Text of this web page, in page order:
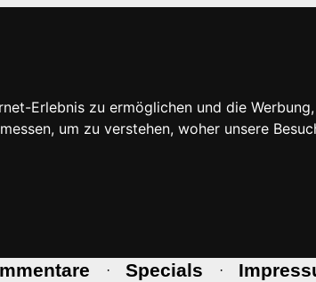
Erlebnis zu ermöglichen und die
um zu verstehen, woher unsere
· Specials ·